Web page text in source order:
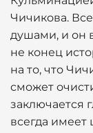
Чичикова.
душами, и он
не конец
на то, что
сможет
заключается
всегда